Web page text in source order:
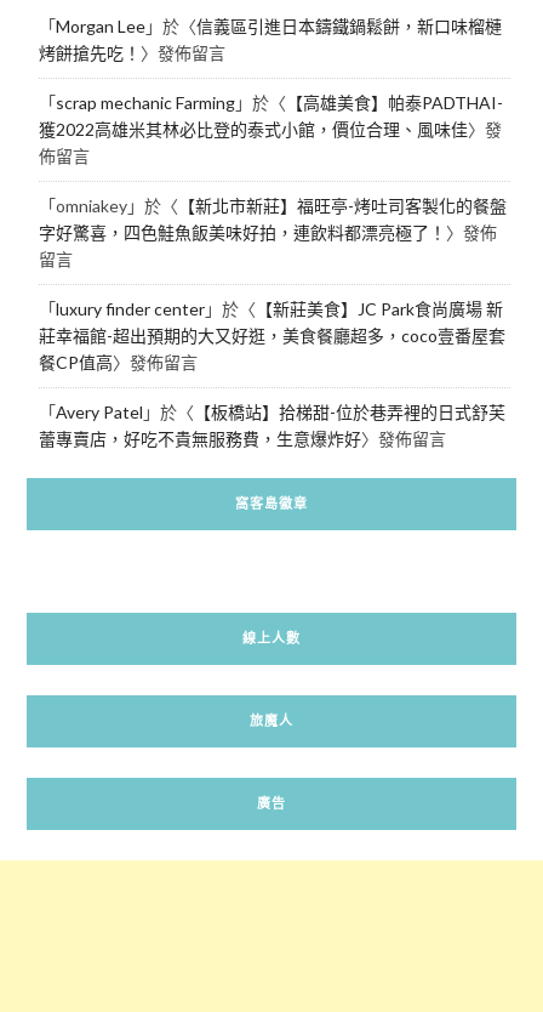
「Morgan Lee」於〈信義區引進日本鑄鐵鍋鬆餅，新口味榴槤
烤餅搶先吃！ 〉發佈留言
「scrap mechanic Farming」於〈 【高雄美食】帕泰PADTHAI-
獲2022高雄米其林必比登的泰式小館，價位合理、風味佳〉發
佈留言
「omniakey」於〈 【新北市新莊】福旺亭-烤吐司客製化的餐盤
字好驚喜，四色鮭魚飯美味好拍，連飲料都漂亮極了！ 〉發佈
留言
「luxury finder center」於〈 【新莊美食】JC Park食尚廣場 新
莊幸福館-超出預期的大又好逛，美食餐廳超多，coco壹番屋套
餐CP值高〉發佈留言
「Avery Patel 」於〈 【板橋站】拾梯甜-位於巷弄裡的日式舒芙
蕾專賣店，好吃不貴無服務費，生意爆炸好〉發佈留言
窩客島徽章
線上人數
旅魔人
廣告